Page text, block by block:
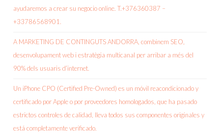
ayudaremos a crear su negocio online. T.+376360387 –
+33786568901.
A MARKETING DE CONTINGUTS ANDORRA, combinem SEO,
desenvolupament web i estratègia multicanal per arribar a més del
90% dels usuaris d’internet.
Un iPhone CPO (Certified Pre-Owned) es un móvil reacondicionado y
certificado por Apple o por proveedores homologados, que ha pasado
estrictos controles de calidad, lleva todos sus componentes originales y
está completamente verificado.